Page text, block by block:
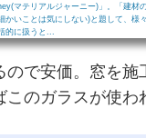
マテリアルジャーニー)」。「建材
かいことは気にしない)と題して、様
的に扱うと...
ので安価。窓を施
のガラスが使わ